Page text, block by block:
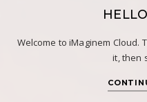
Welcome to iMaginem Cloud.
it, then